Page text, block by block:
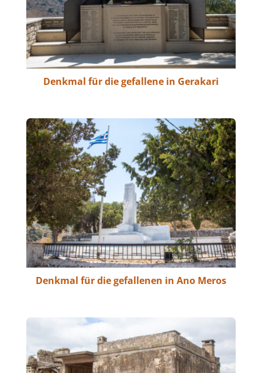
Denkmal für die gefallene in Gerakari
Denkmal für die gefallenen in Ano Meros